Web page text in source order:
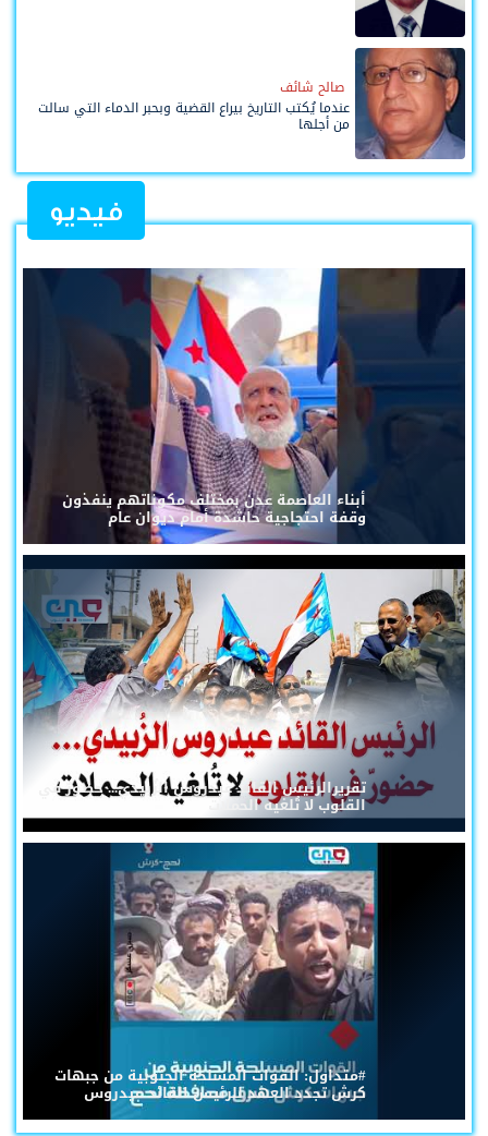
صالح شائف
عندما يُكتب التاريخ بيراع القضية وبحبر الدماء التي سالت
من أجلها
فيديو
أبناء العاصمة عدن بمختلف مكوناتهم ينفذون
وقفة احتجاجية حاشدة أمام ديوان عام
تقريرالرئيس القائد عيدروس الزُبيدي... حضورٌ في
القلوب لا تُلغيه الحملات
#متداول: القوات المسلحة الجنوبية من جبهات
كرش تجدد العهد للرئيس القائد عيدروس